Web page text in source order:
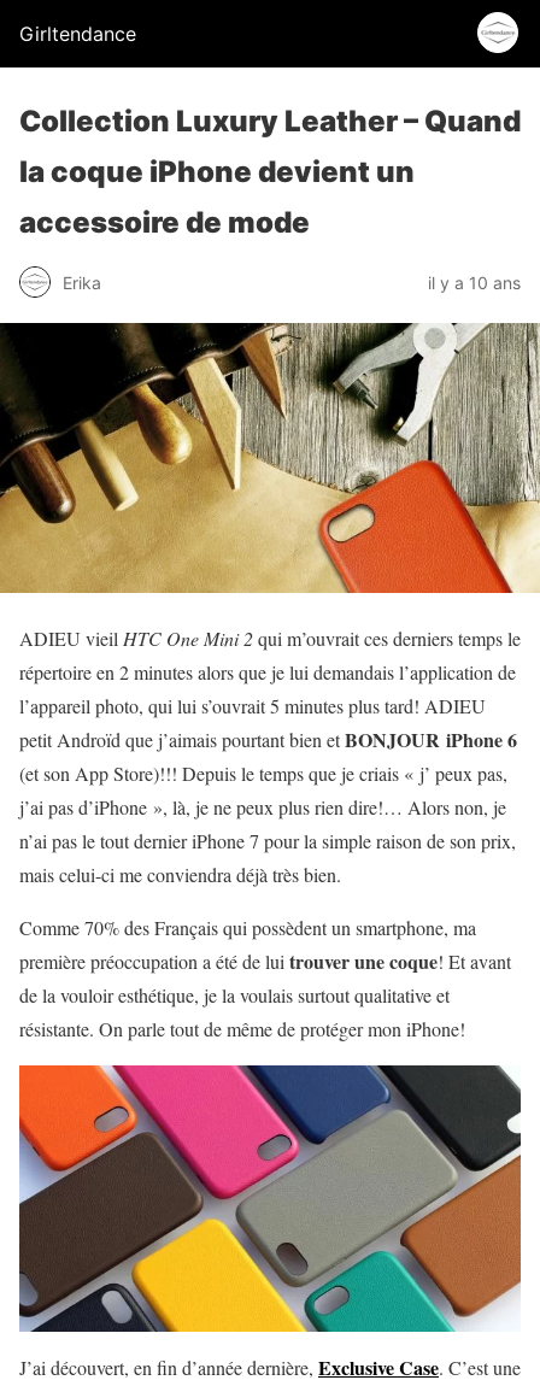
Girltendance
Collection Luxury Leather – Quand
la coque iPhone devient un
accessoire de mode
Erika il y a 10 ans
ADIEU vieil HTC One Mini 2qui m’ouvrait ces derniers temps le
répertoire en 2 minutes alors que je lui demandais l’application de
l’appareil photo, qui lui s’ouvrait 5 minutes plus tard! ADIEU
petit Androïd que j’aimais pourtant bien etBONJOUR iPhone 6
(et son App Store)!!! Depuis le temps que je criais « j’ peux pas,
j’ai pas d’iPhone », là, je ne peux plus rien dire!… Alors non, je
n’ai pas le tout dernier iPhone 7 pour la simple raison de son prix,
mais celui-ci me conviendra déjà très bien.
Comme 70% des Français qui possèdent un smartphone, ma
première préoccupation a été de lui trouver une coque! Et avant
de la vouloir esthétique, je la voulais surtout qualitative et
résistante. On parle tout de même de protéger mon iPhone!
J’ai découvert, en fin d’année dernière, Exclusive Case. C’est une